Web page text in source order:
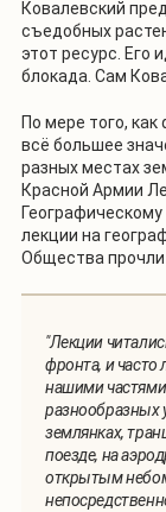
Ковалевский
съедобных
этот ресурс. Его
блокада. Сам
По мере того,
всё большее
разных местах
Красной Армии
лекции на
Общества прочли
"Лекции
фронта, и часто
нашими
разнообразных
землянках,
поезде, на
открытым